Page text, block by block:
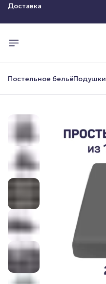
Постельное бельёПодушки